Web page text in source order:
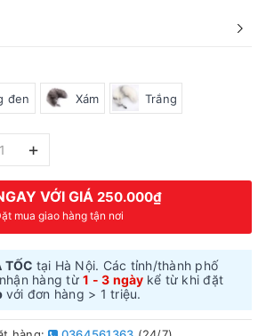
đen Xám Trắng
+
VỚI GIÁ 250.000₫
mua giao hàng tận nơi
TỐC tại Hà Nội. Các tỉnh/thành phố
hàng từ 1 - 3 ngày kể từ khi đặt
với đơn hàng > 1 triệu.